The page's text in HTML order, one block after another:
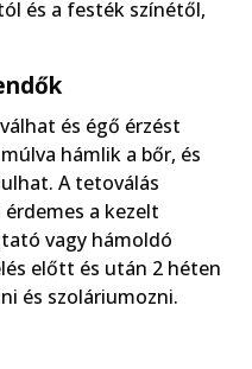
és a festék színétől,
és égő érzést
hámlik a bőr, és
A tetoválás
a kezelt
vagy hámoldó
előtt és után 2 héten
és szoláriumozni.